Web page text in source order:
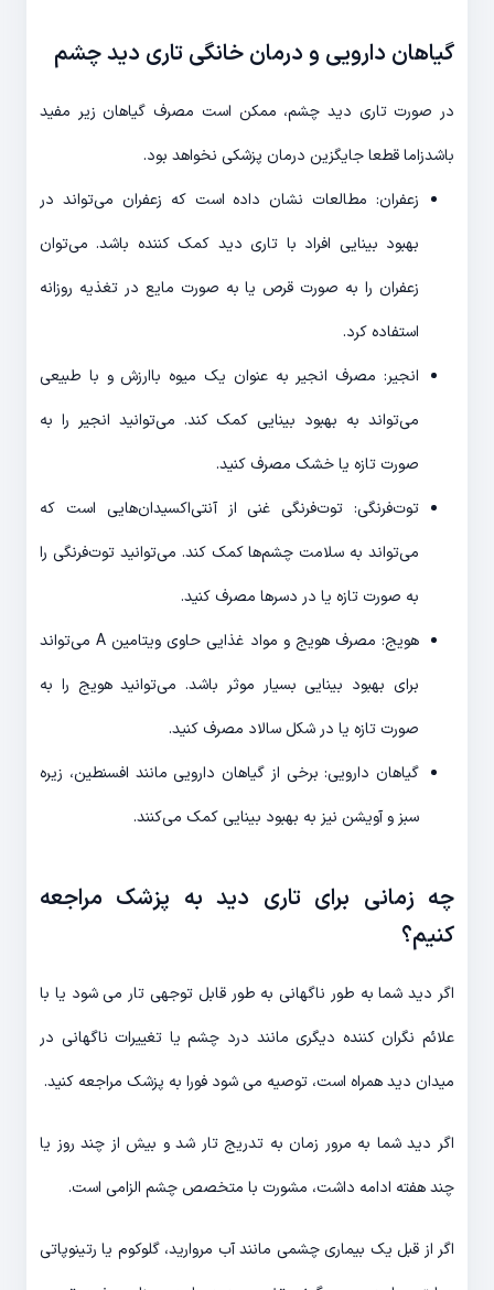
گیاهان دارویی و درمان خانگی تاری دید چشم
در صورت تاری دید چشم، ممکن است مصرف گیاهان زیر مفید
باشدزاما قطعا جایگزین درمان پزشکی نخواهد بود.
زعفران: مطالعات نشان داده است که زعفران می‌تواند در
بهبود بینایی افراد با تاری دید کمک کننده باشد. می‌توان
زعفران را به صورت قرص یا به صورت مایع در تغذیه روزانه
استفاده کرد.
انجیر: مصرف انجیر به عنوان یک میوه باارزش و با طبیعی
می‌تواند به بهبود بینایی کمک کند. می‌توانید انجیر را به
صورت تازه یا خشک مصرف کنید.
توت‌فرنگی: توت‌فرنگی غنی از آنتی‌اکسیدان‌هایی است که
می‌تواند به سلامت چشم‌ها کمک کند. می‌توانید توت‌فرنگی را
به صورت تازه یا در دسرها مصرف کنید.
هویج: مصرف هویج و مواد غذایی حاوی ویتامین A می‌تواند
برای بهبود بینایی بسیار موثر باشد. می‌توانید هویج را به
صورت تازه یا در شکل سالاد مصرف کنید.
گیاهان دارویی: برخی از گیاهان دارویی مانند افسنطین، زیره
سبز و آویشن نیز به بهبود بینایی کمک می‌کنند.
چه زمانی برای تاری دید به پزشک مراجعه
کنیم؟
اگر دید شما به طور ناگهانی به طور قابل توجهی تار می شود یا با
علائم نگران کننده دیگری مانند درد چشم یا تغییرات ناگهانی در
میدان دید همراه است، توصیه می شود فورا به پزشک مراجعه کنید.
اگر دید شما به مرور زمان به تدریج تار شد و بیش از چند روز یا
چند هفته ادامه داشت، مشورت با متخصص چشم الزامی است.
اگر از قبل یک بیماری چشمی مانند آب مروارید، گلوکوم یا رتینوپاتی